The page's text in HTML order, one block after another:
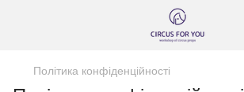
Політика конфіденційності